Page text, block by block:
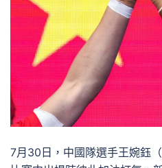
7月30日，中國隊選手王婉鈺